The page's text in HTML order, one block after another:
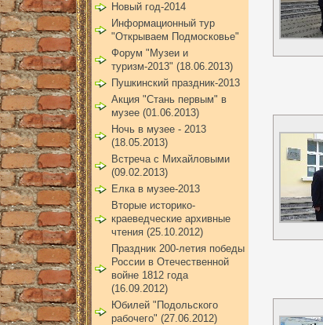
Новый год-2014
Информационный тур
"Открываем Подмосковье"
Форум "Музеи и
туризм-2013" (18.06.2013)
Пушкинский праздник-2013
Акция "Стань первым" в
музее (01.06.2013)
Ночь в музее - 2013
(18.05.2013)
Встреча с Михайловыми
(09.02.2013)
Елка в музее-2013
Вторые историко-
краеведческие архивные
чтения (25.10.2012)
Праздник 200-летия победы
России в Отечественной
войне 1812 года
(16.09.2012)
Юбилей "Подольского
рабочего" (27.06.2012)